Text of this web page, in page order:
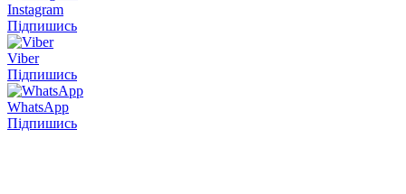
Instagram
Підпишись
Viber
Підпишись
WhatsApp
Підпишись